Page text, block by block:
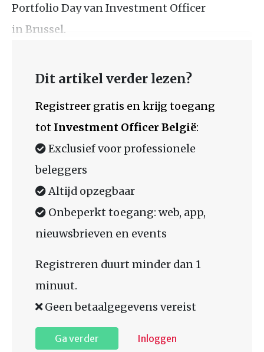
Portfolio Day van Investment Officer
in Brussel.
Dit artikel verder lezen?
Registreer gratis en krijg toegang
tot Investment Officer België:
Exclusief voor professionele
beleggers
Altijd opzegbaar
Onbeperkt toegang: web, app,
nieuwsbrieven en events
Registreren duurt minder dan 1
minuut.
Geen betaalgegevens vereist
Ga verder Inloggen